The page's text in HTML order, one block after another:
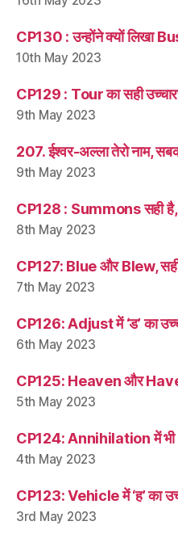
CP130 : उन्होंने क्यों लिखा
10th May 2023
CP129 : Tour का सही
9th May 2023
207. ईश्वर-अल्ला तेरो नाम,
9th May 2023
CP128 : Summons सही
8th May 2023
CP127: Blue और Blew, सही
7th May 2023
CP126: Adjust में ‘ड’ का
6th May 2023
CP125: Heaven और
5th May 2023
CP124: Annihilation में भी
4th May 2023
CP123: Vehicle में ‘ह’ का
3rd May 2023